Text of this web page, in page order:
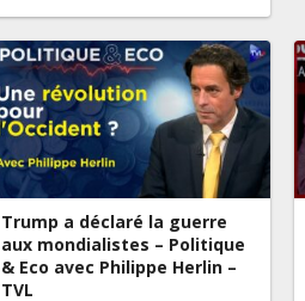
Trump a déclaré la guerre
aux mondialistes – Politique
& Eco avec Philippe Herlin –
TVL